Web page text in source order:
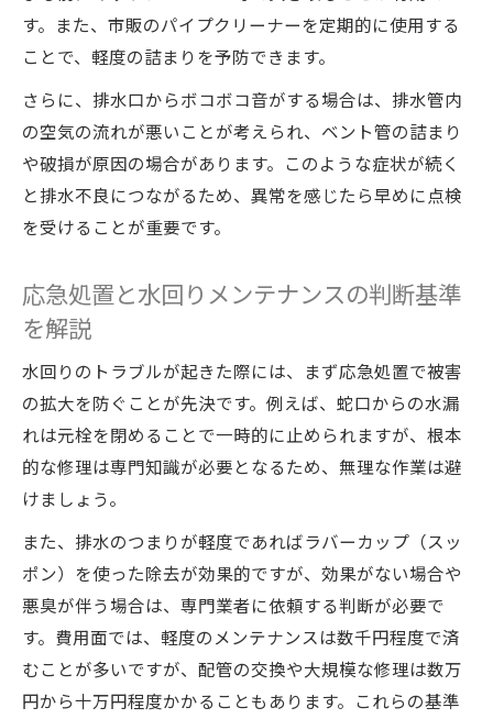
す。また、市販のパイプクリーナーを定期的に使用する
ことで、軽度の詰まりを予防できます。
さらに、排水口からボコボコ音がする場合は、排水管内
の空気の流れが悪いことが考えられ、ベント管の詰まり
や破損が原因の場合があります。このような症状が続く
と排水不良につながるため、異常を感じたら早めに点検
を受けることが重要です。
応急処置と水回りメンテナンスの判断基準
を解説
水回りのトラブルが起きた際には、まず応急処置で被害
の拡大を防ぐことが先決です。例えば、蛇口からの水漏
れは元栓を閉めることで一時的に止められますが、根本
的な修理は専門知識が必要となるため、無理な作業は避
けましょう。
また、排水のつまりが軽度であればラバーカップ（スッ
ポン）を使った除去が効果的ですが、効果がない場合や
悪臭が伴う場合は、専門業者に依頼する判断が必要で
す。費用面では、軽度のメンテナンスは数千円程度で済
むことが多いですが、配管の交換や大規模な修理は数万
円から十万円程度かかることもあります。これらの基準